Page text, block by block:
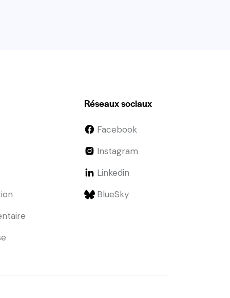
Réseaux sociaux
Facebook
Instagram
Linkedin
BlueSky